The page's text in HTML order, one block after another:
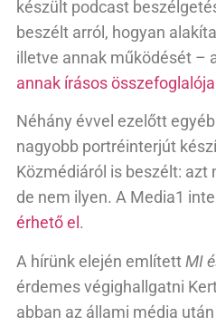
készült podcast
beszélt arról, hogyan
illetve annak működését –
annak írásos
Néhány évvel ezelőtt
nagyobb portréinterjút
Közmédiáról is beszélt: azt
de nem ilyen. A Media1
érhető el .
A hírünk elején említettMI
érdemes végighallgatni
abban az állami média